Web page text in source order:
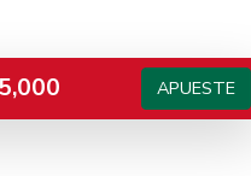
APUESTE